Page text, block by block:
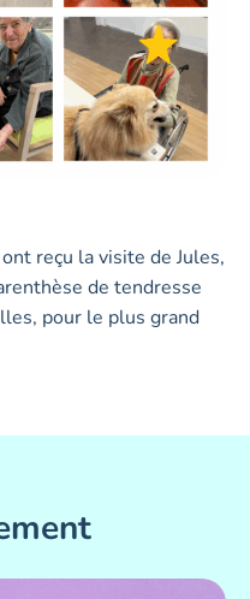
reçu la visite de Jules,
de tendresse
pour le plus grand